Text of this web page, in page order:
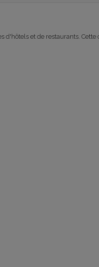
et de restaurants.